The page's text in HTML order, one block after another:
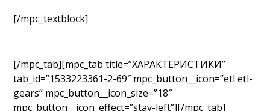
[/mpc_textblock]
[/mpc_tab][mpc_tab title=”ХАРАКТЕРИСТИКИ”
tab_id=”1533223361-2-69″ mpc_button__icon=”etl etl-
gears” mpc_button__icon_size=”18″
mpc_button__icon_effect=”stay-left”][/mpc_tab]